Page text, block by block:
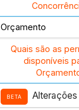
Orçamento
Quais são as
disponíveis
BETA